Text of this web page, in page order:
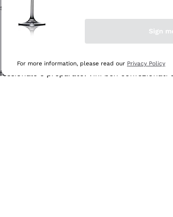
e preparato. Vini ben
Sign
For more information, please read our Privacy Policy